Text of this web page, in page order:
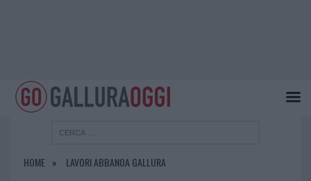
HOME LAVORI ABBANOA GALLURA